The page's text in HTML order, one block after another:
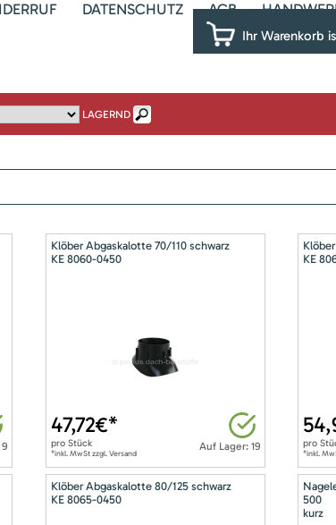
DATENSCHUTZ AGB
Ihr Warenkorb
LAGERND
Klöber Abgaskalotte 70/110 schwarz
KE 8060-0450
Auf Lager: 19
47,72€*
pro Stück
*inkl. MwSt zzgl. Versand
KE
pro
*inkl.
Klöber Abgaskalotte 80/125 schwarz
KE 8065-0450
500
kurz